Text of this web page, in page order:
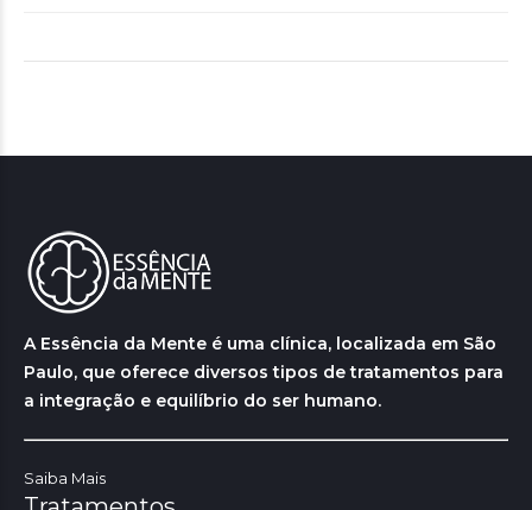
A Essência da Mente é uma clínica, localizada em São
Paulo, que oferece diversos tipos de tratamentos para
a integração e equilíbrio do ser humano.
Saiba Mais